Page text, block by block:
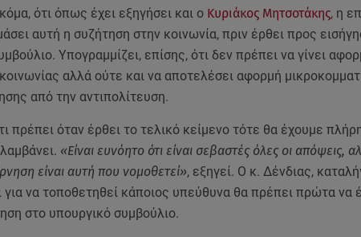
ότι όπως έχει εξηγήσει και ο Κυριάκος Μητσοτάκης, η
αυτή η συζήτηση στην κοινωνία, πριν έρθει προς
Υπογραμμίζει, επίσης, ότι δεν πρέπει να γίνει
αλλά ούτε και να αποτελέσει αφορμή
από την αντιπολίτευση.
πρέπει όταν έρθει το τελικό κείμενο τότε θα έχουμε
«Είναι ευνόητο ότι είναι σεβαστές όλες οι απόψεις,
είναι αυτή που νομοθετεί», εξηγεί. Ο κ. Δένδιας,
για να τοποθετηθεί κάποιος υπεύθυνα θα πρέπει πρώτα να
στο υπουργικό συμβούλιο.